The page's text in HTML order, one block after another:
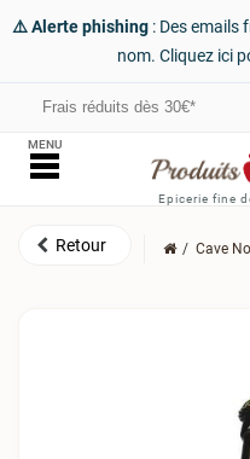
⚠️ Alerte phishing : Des emails
nom. Cliquez ici
Frais réduits dès 30€*
Epicerie fine
MENU
Cave